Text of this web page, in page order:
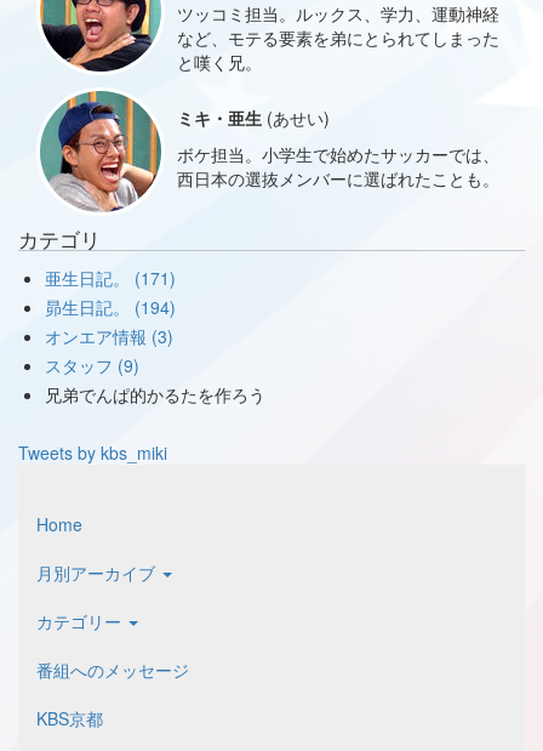
ツッコミ担当。ルックス、学力、運動神経
など、モテる要素を弟にとられてしまった
と嘆く兄。
ミキ・亜生 (あせい)
ボケ担当。小学生で始めたサッカーでは、
西日本の選抜メンバーに選ばれたことも。
カテゴリ
亜生日記。 (171)
昴生日記。 (194)
オンエア情報 (3)
スタッフ (9)
兄弟でんぱ的かるたを作ろう
Tweets by kbs_miki
Home
月別アーカイブ
カテゴリー
番組へのメッセージ
KBS京都